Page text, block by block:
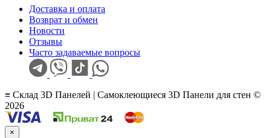
Доставка и оплата
Возврат и обмен
Новости
Отзывы
Часто задаваемые вопросы
≡ Склад 3D Панелей | Самоклеющиеся 3D Панели для стен ©
2026
×